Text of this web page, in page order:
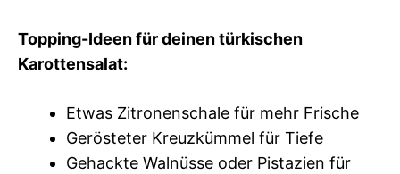
Topping-Ideen für deinen türkischen
Karottensalat:
Etwas Zitronenschale für mehr Frische
Gerösteter Kreuzkümmel für Tiefe
Gehackte Walnüsse oder Pistazien für